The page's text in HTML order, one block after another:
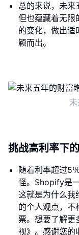
总的来说，未来
但也蕴藏着无限
的变化，做出适
颖而出。
挑战高利率下
随着利率超过5
怪。Shopify是
这就是为什么我
的个人观点，
票。想要了解更
视》。感谢您的